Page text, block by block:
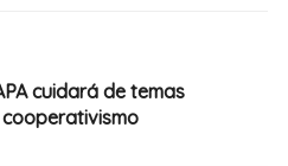
cuidará de temas